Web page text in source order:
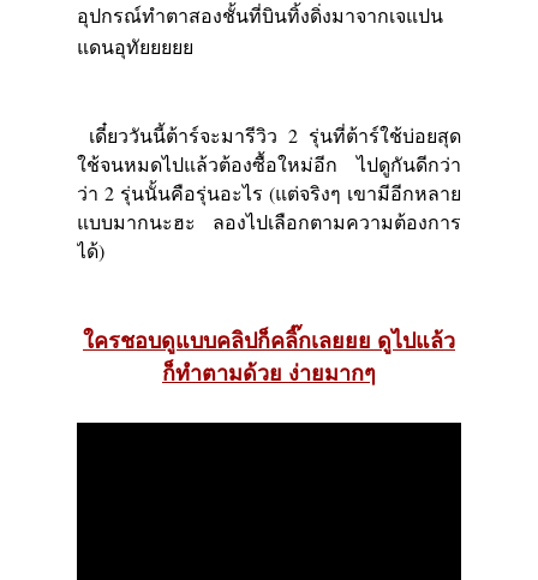
อุปกรณ์ทำตาสองชั้นที่บินทิ้งดิ่งมาจากเจแปน
แดนอุทัยยยยย
เดี๋ยววันนี้ต้าร์จะมารีวิว 2 รุ่นที่ต้าร์ใช้บ่อยสุด
ใช้จนหมดไปแล้วต้องซื้อใหม่อีก ไปดูกันดีกว่า
ว่า 2 รุ่นนั้นคือรุ่นอะไร(แต่จริงๆ เขามีอีกหลาย
แบบมากนะฮะ ลองไปเลือกตามความต้องการ
ได้)
ใครชอบดูแบบคลิปก็คลิ๊กเลยยย ดูไปแล้ว
ก็ทำตามด้วย ง่ายมากๆ